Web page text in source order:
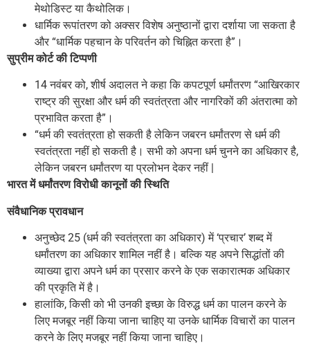
मेथोडिस्ट या कैथोलिक।
धार्मिक रूपांतरण को अक्सर विशेष अनुष्ठानों द्वारा दर्शाया जा सकता है
और “धार्मिक पहचान के परिवर्तन को चिह्नित करता है”।
सुप्रीम कोर्ट की टिप्पणी
14 नवंबर को, शीर्ष अदालत ने कहा कि कपटपूर्ण धर्मांतरण “आखिरकार
राष्ट्र की सुरक्षा और धर्म की स्वतंत्रता और नागरिकों की अंतरात्मा को
प्रभावित करता है”।
“धर्म की स्वतंत्रता हो सकती है लेकिन जबरन धर्मांतरण से धर्म की
स्वतंत्रता नहीं हो सकती है। सभी को अपना धर्म चुनने का अधिकार है,
लेकिन जबरन धर्मांतरण या प्रलोभन देकर नहीं |
भारत में धर्मांतरण विरोधी कानूनों की स्थिति
संवैधानिक प्रावधान
अनुच्छेद 25 (धर्म की स्वतंत्रता का अधिकार) में ‘प्रचार’ शब्द में
धर्मांतरण का अधिकार शामिल नहीं है। बल्कि यह अपने सिद्धांतों की
व्याख्या द्वारा अपने धर्म का प्रसार करने के एक सकारात्मक अधिकार
की प्रकृति में है।
हालांकि, किसी को भी उनकी इच्छा के विरुद्ध धर्म का पालन करने के
लिए मजबूर नहीं किया जाना चाहिए या उनके धार्मिक विचारों का पालन
करने के लिए मजबूर नहीं किया जाना चाहिए।